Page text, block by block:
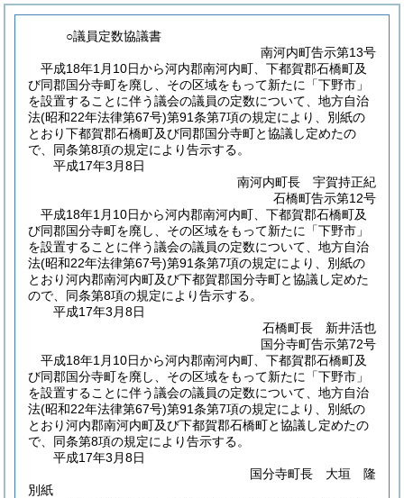
○議員定数協議書
南河内町告示第13号
平成18年1月10日から河内郡南河内町、下都賀郡石橋町及
び同郡国分寺町を廃し、その区域をもって新たに「下野市」
を設置することに伴う議会の議員の定数について、地方自治
法(昭和22年法律第67号)第91条第7項の規定により、別紙の
とおり下都賀郡石橋町及び同郡国分寺町と協議し定めたの
で、同条第8項の規定により告示する。
平成17年3月8日
南河内町長 宇賀持正紀
石橋町告示第12号
平成18年1月10日から河内郡南河内町、下都賀郡石橋町及
び同郡国分寺町を廃し、その区域をもって新たに「下野市」
を設置することに伴う議会の議員の定数について、地方自治
法(昭和22年法律第67号)第91条第7項の規定により、別紙の
とおり河内郡南河内町及び下都賀郡国分寺町と協議し定めた
ので、同条第8項の規定により告示する。
平成17年3月8日
石橋町長 新井活也
国分寺町告示第72号
平成18年1月10日から河内郡南河内町、下都賀郡石橋町及
び同郡国分寺町を廃し、その区域をもって新たに「下野市」
を設置することに伴う議会の議員の定数について、地方自治
法(昭和22年法律第67号)第91条第7項の規定により、別紙の
とおり河内郡南河内町及び下都賀郡石橋町と協議し定めたの
で、同条第8項の規定により告示する。
平成17年3月8日
国分寺町長 大垣 隆
別紙